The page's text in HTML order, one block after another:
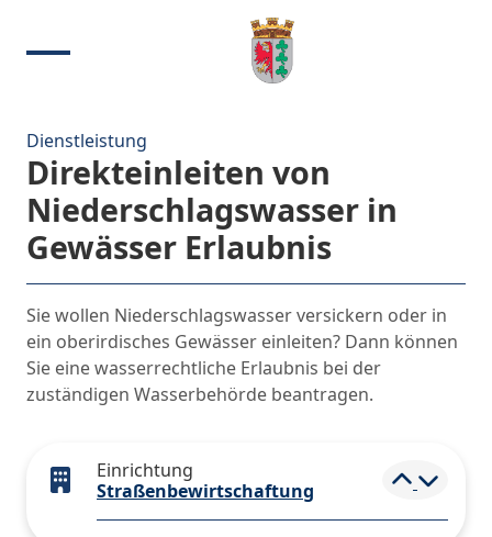
Dienstleistung
Direkteinleiten von
Niederschlagswasser in
Gewässer Erlaubnis
Sie wollen Niederschlagswasser versickern oder in
ein oberirdisches Gewässer einleiten? Dann können
Sie eine wasserrechtliche Erlaubnis bei der
zuständigen Wasserbehörde beantragen.
Einrichtung
Straßenbewirtschaftung